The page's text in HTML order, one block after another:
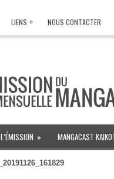
LIENS » NOUS CONTACTER
» MANGACAST